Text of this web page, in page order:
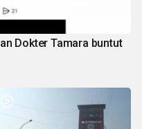
Dokter Tamara buntut